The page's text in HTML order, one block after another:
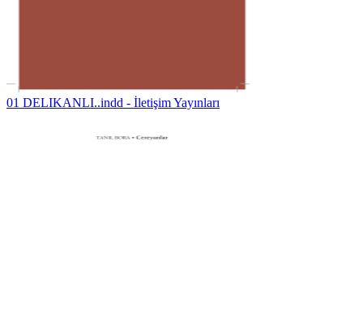
01 DELIKANLI..indd - İletişim Yayınları